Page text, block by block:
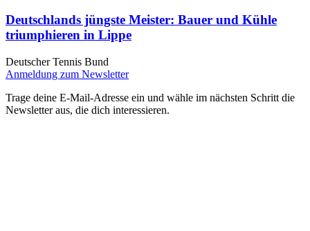
Deutschlands jüngste Meister: Bauer und Kühle
triumphieren in Lippe
Deutscher Tennis Bund
Anmeldung zum Newsletter
Trage deine E-Mail-Adresse ein und wähle im nächsten Schritt die
Newsletter aus, die dich interessieren.